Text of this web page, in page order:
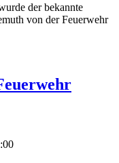
der bekannte
von der Feuerwehr